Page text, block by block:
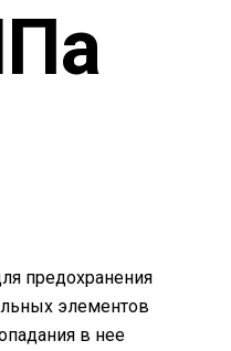
предохранения
элементов
в нее